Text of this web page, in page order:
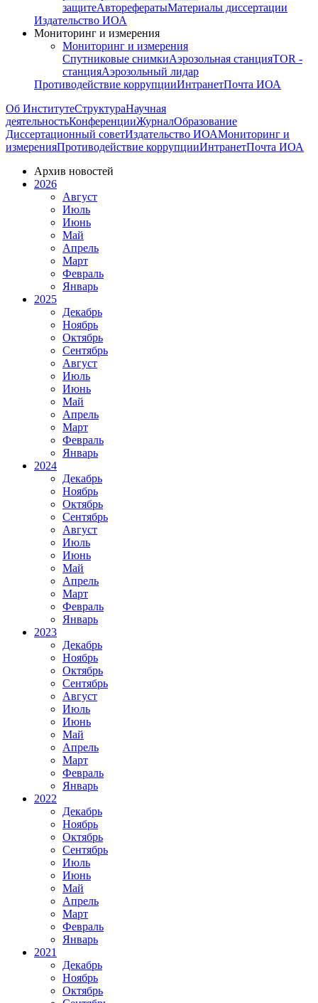
защитеАвторефератыМатериалы диссертации
Издательство ИОА
Мониторинг и измерения
Мониторинг и измерения
Спутниковые снимкиАэрозольная станцияTOR -
станцияАэрозольный лидар
Противодействие коррупцииИнтранетПочта ИОА
Об ИнститутеСтруктураНаучная
деятельностьКонференцииЖурналОбразование
Диссертационный советИздательство ИОАМониторинг и
измеренияПротиводействие коррупцииИнтранетПочта ИОА
Архив новостей
2026
Август
Июль
Июнь
Май
Апрель
Март
Февраль
Январь
2025
Декабрь
Ноябрь
Октябрь
Сентябрь
Август
Июль
Июнь
Май
Апрель
Март
Февраль
Январь
2024
Декабрь
Ноябрь
Октябрь
Сентябрь
Август
Июль
Июнь
Май
Апрель
Март
Февраль
Январь
2023
Декабрь
Ноябрь
Октябрь
Сентябрь
Август
Июль
Июнь
Май
Апрель
Март
Февраль
Январь
2022
Декабрь
Ноябрь
Октябрь
Сентябрь
Июль
Июнь
Май
Апрель
Март
Февраль
Январь
2021
Декабрь
Ноябрь
Октябрь